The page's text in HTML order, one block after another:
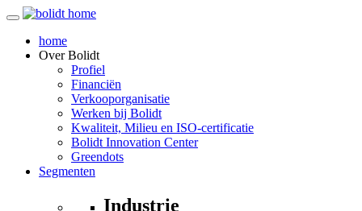
home
OverBolidt
Profiel
Financiën
Verkooporganisatie
Werken bij Bolidt
Kwaliteit, Milieu en ISO-certificatie
Bolidt Innovation Center
Greendots
Segmenten
Industrie